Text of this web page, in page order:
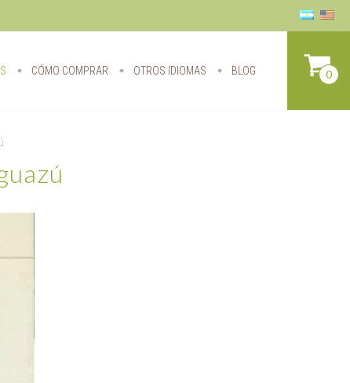
CÓMO COMPRAR OTROS IDIOMAS BLOG 0